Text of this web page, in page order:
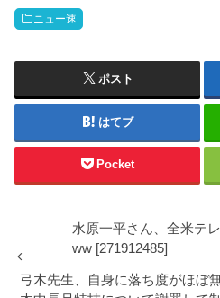
ニュー速
ポスト
はてブ
Pocket
水原一平さん、全米テ
ww [271912485]
弓木先生、自身に落ち度がほぼ